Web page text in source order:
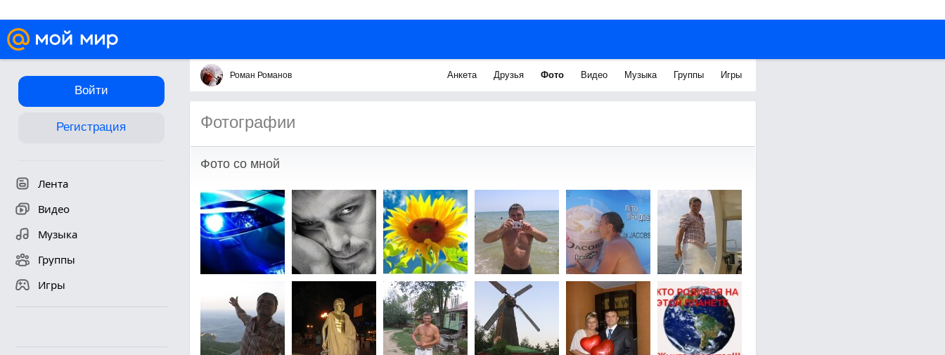
Войти
Регистрация
Лента
Видео
Музыка
Группы
Игры
Роман Романов Анкета Друзья Фото Видео Музыка Группы Игры
Фотографии
Фото со мной